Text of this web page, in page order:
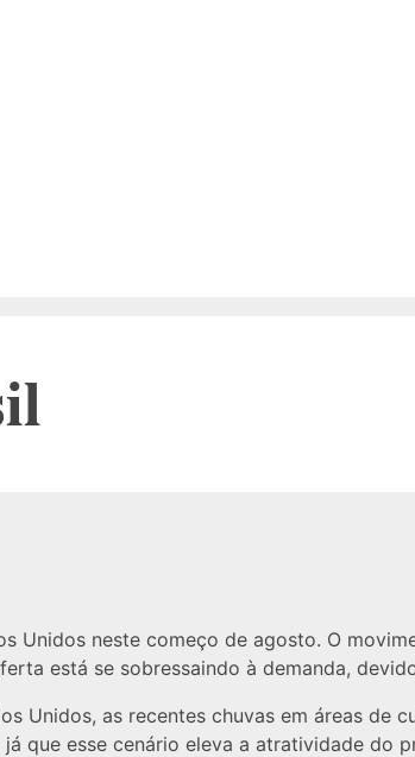
Unidos neste começo de agosto. O
está se sobressaindo à demanda,
Unidos, as recentes chuvas em áreas de
que esse cenário eleva a atratividade do